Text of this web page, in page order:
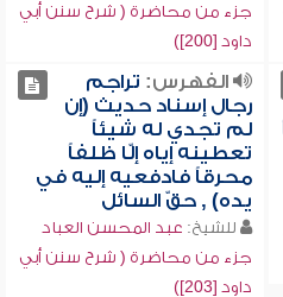
جزء من محاضرة ( شرح سنن أبي
داود [200])
الفهرس: تراجم
رجال إسناد حديث (إن
لم تجدي له شيئاً
تعطينه إياه إلّا ظلفاً
محرقاً فادفعيه إليه في
يده) , حقّ السائل
للشيخ: عبد المحسن العباد
جزء من محاضرة ( شرح سنن أبي
داود [203])